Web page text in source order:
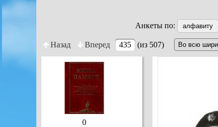
Анкеты по:
алфавиту
Назад Вперед 435 (из 507)
0